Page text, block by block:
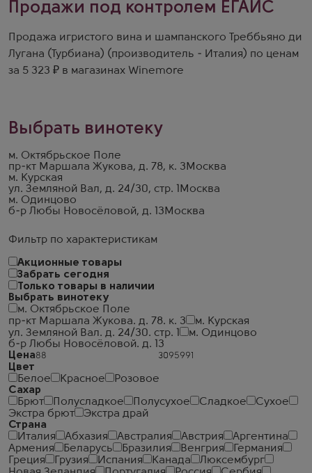
Фильтр по характеристикам
Акционные товары
Забрать сегодня
Только товары в наличии
Выбрать винотеку
м. Октябрьское Поле
пр-кт Маршала Жукова. д. 78. к. 3
м. Курская
ул. Земляной Вал. д. 24/30. стр. 1
м. Одинцово
б-р Любы Новосёловой. д. 13
Цена
Цвет
Белое
Красное
Розовое
Сахар
Брют
Полусладкое Полусухое Сладкое
Сухое
Экстра брют
Экстра драй
Страна
Италия
Абхазия Австралия Австрия
Аргентина
Армения
Беларусь Бразилия Венгрия
Германия
Греция
Грузия Испания Канада
Люксембург
Продажи под контролем ЕГАИС
Продажа игристого вина и шампанского Треббьяно ди
Лугана (Турбиана) (производитель - Италия) по ценам
за 5 323 ₽ в магазинах Winemore
Выбрать винотеку
м. Октябрьское Поле
пр-кт Маршала Жукова, д. 78, к. 3 Москва
м. Курская
ул. Земляной Вал, д. 24/30, стр. 1
Москва
м. Одинцово
б-р Любы Новосёловой, д. 13 Москва